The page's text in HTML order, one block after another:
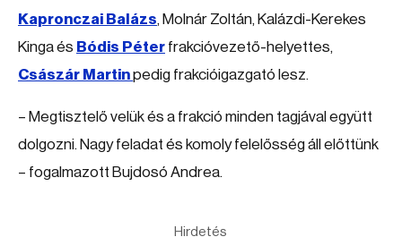
Kapronczai Balázs, Molnár Zoltán, Kalázdi-Kerekes
Kinga és Bódis Péter frakcióvezető-helyettes,
Császár Martinpedig frakcióigazgató lesz.
– Megtisztelő velük és a frakció minden tagjával együtt
dolgozni. Nagy feladat és komoly felelősség áll előttünk
– fogalmazott Bujdosó Andrea.
Hirdetés